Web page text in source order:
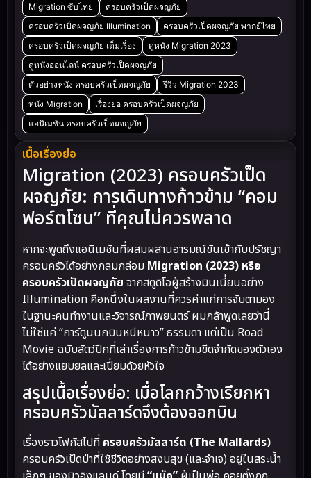
Migration ซับไทย
ครอบครัวเป็ดผจญภัย
ครอบครัวเป็ดผจญภัย Illumination
ครอบครัวเป็ดผจญภัย พากย์ไทย
ครอบครัวเป็ดผจญภัย เต็มเรื่อง
ดูหนัง Migration 2023
ดูหนังออนไลน์ ครอบครัวเป็ดผจญภัย
ตัวอย่างหนัง ครอบครัวเป็ดผจญภัย
รีวิว Migration 2023
หนัง Migration
เรื่องย่อ ครอบครัวเป็ดผจญภัย
แอนิเมชัน ครอบครัวเป็ดผจญภัย
เนื้อเรื่องย่อ
Migration (2023) ครอบครัวเป็ด
ผจญภัย: การเดินทางก้าวข้าม “คอม
ฟอร์ตโซน” ที่คุณไม่ควรพลาด
หากจะพูดถึงแอนิเมชันที่ผสมผสานอารมณ์ขันเข้ากับปรัชญา
ครอบครัวได้อย่างกลมกล่อม Migration (2023) หรือ
ครอบครัวเป็ดผจญภัย จากสตูดิโอผู้สร้างมินเนี่ยนอย่าง
Illumination คือหนึ่งในผลงานที่ควรค่าแก่การจับตามอง
ในฐานะคนทำงานและวิจารณ์ภาพยนตร์ ผมกล้าพูดเลยว่านี่
ไม่ใช่แค่ “การ์ตูนนกบินหนีหนาว” ธรรมดา แต่เป็น Road
Movie ฉบับสัตว์ปีกที่เล่าเรื่องการก้าวข้ามขีดจำกัดของตัวเอง
ได้อย่างแยบยลและเปี่ยมด้วยหัวใจ
สรุปเนื้อเรื่องย่อ: เมื่อโลกกว้างเรียกหา
ครอบครัวมัลลาร์ดจึงต้องออกบิน
เรื่องราวโฟกัสไปที่ ครอบครัวมัลลาร์ด (The Mallards)
ครอบครัวเป็ดป่าที่ใช้ชีวิตอย่างสงบสุข (และจำเจ) อยู่ในสระน้ำ